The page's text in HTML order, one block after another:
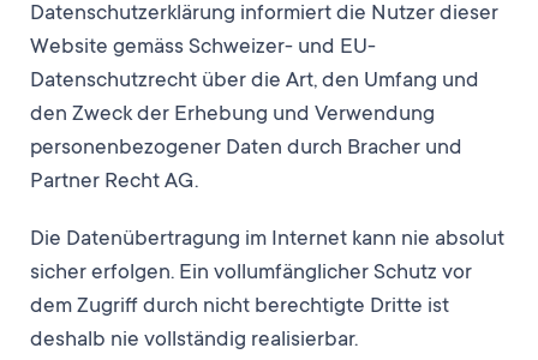
Datenschutzerklärung informiert die Nutzer dieser
Website gemäss Schweizer- und EU-
Datenschutzrecht über die Art, den Umfang und
den Zweck der Erhebung und Verwendung
personenbezogener Daten durch Bracher und
Partner Recht AG.
Die Datenübertragung im Internet kann nie absolut
sicher erfolgen. Ein vollumfänglicher Schutz vor
dem Zugriff durch nicht berechtigte Dritte ist
deshalb nie vollständig realisierbar.